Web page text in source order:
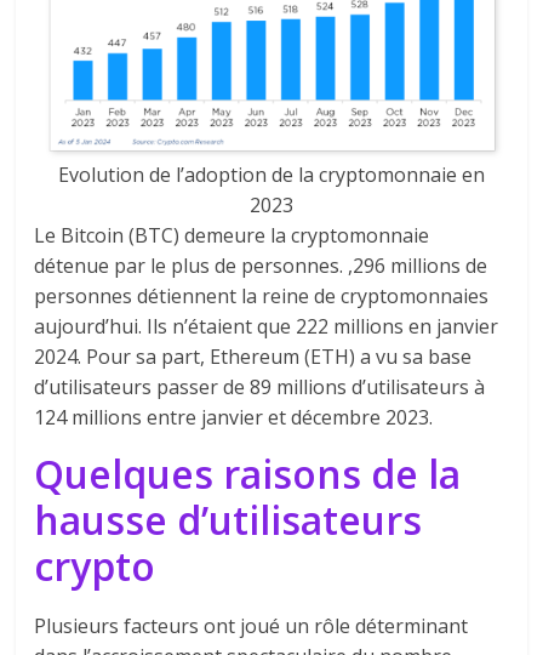
Evolution de l’adoption de la cryptomonnaie en
2023
Le Bitcoin (BTC) demeure la cryptomonnaie
détenue par le plus de personnes. ,296 millions de
personnes détiennent la reine de cryptomonnaies
aujourd’hui. Ils n’étaient que 222 millions en janvier
2024. Pour sa part, Ethereum (ETH) a vu sa base
d’utilisateurs passer de 89 millions d’utilisateurs à
124 millions entre janvier et décembre 2023.
Quelques raisons de la
hausse d’utilisateurs
crypto
Plusieurs facteurs ont joué un rôle déterminant